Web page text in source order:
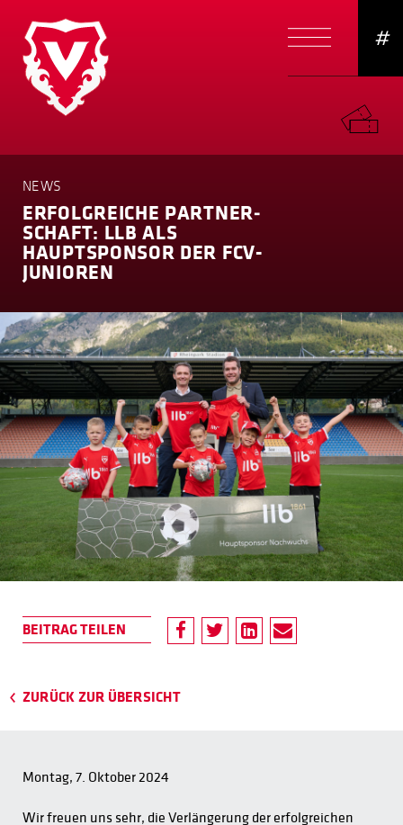
#
NEWS
ERFOLG­REICHE PARTNER­
SCHAFT: LLB ALS
HAUPTSPONSOR DER FCV-
JUNIOREN
ZURÜCK ZUR ÜBERSICHT
Montag, 7. Oktober 2024
Wir freuen uns sehr, die Verlängerung der erfolgreichen